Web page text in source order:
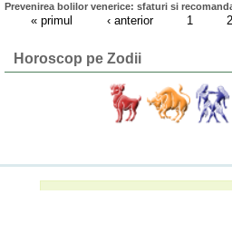
Prevenirea bolilor venerice: sfaturi si
« primul ‹ anterior 1 2
Horoscop pe Zodii